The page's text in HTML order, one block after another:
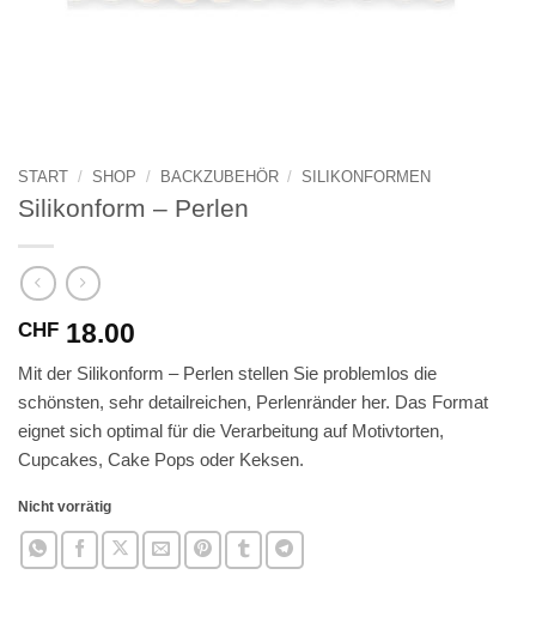
START / SHOP / BACKZUBEHÖR / SILIKONFORMEN
Silikonform – Perlen
CHF 18.00
Mit der Silikonform – Perlen stellen Sie problemlos die
schönsten, sehr detailreichen, Perlenränder her. Das Format
eignet sich optimal für die Verarbeitung auf Motivtorten,
Cupcakes, Cake Pops oder Keksen.
Nicht vorrätig